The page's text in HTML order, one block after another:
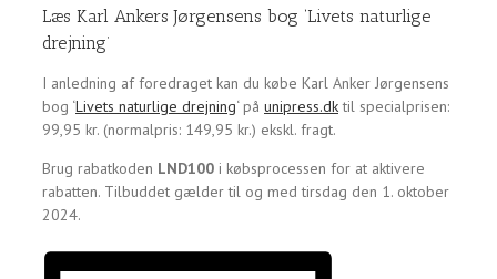
Læs Karl Ankers Jørgensens bog ‘Livets naturlige
drejning’
I anledning af foredraget kan du købe Karl Anker Jørgensens
bog ‘Livets naturlige drejning‘ på unipress.dktil specialprisen:
99,95 kr. (normalpris: 149,95 kr.) ekskl. fragt.
Brug rabatkoden LND100 i købsprocessen for at aktivere
rabatten. Tilbuddet gælder til og med tirsdag den 1. oktober
2024.